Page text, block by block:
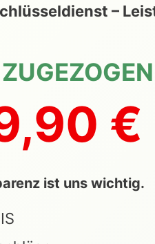
–
€
ist uns wichtig.